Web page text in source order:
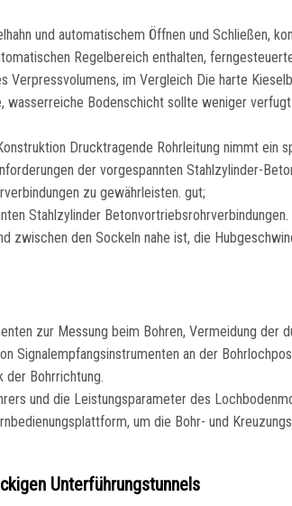
und automatischem Öffnen und Schließen,
Regelbereich enthalten,
Verpressvolumens, im Vergleich Die harte
Bodenschicht sollte weniger
Drucktragende Rohrleitung nimmt ein
der vorgespannten Stahlzylinder-
zu gewährleisten. gut;
Stahlzylinder
zwischen den Sockeln nahe ist, die
zur Messung beim Bohren, Vermeidung der
Signalempfangsinstrumenten an der
der Bohrrichtung.
und die Leistungsparameter des
um die Bohr- und
Unterführungstunnels